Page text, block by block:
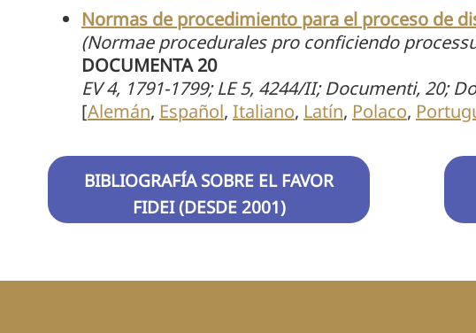
Normas de procedimiento para el proceso de
(Normae procedurales pro conficiendo
DOCUMENTA 20
EV 4, 1791-1799; LE 5, 4244/II; Documenti, 20;
[Alemán, Español, Italiano, Latín, Polaco,
BIBLIOGRAFÍA SOBRE EL FAVOR
FIDEI (DESDE 2001)